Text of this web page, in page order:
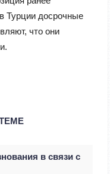
Турции досрочные
что они
в связи с